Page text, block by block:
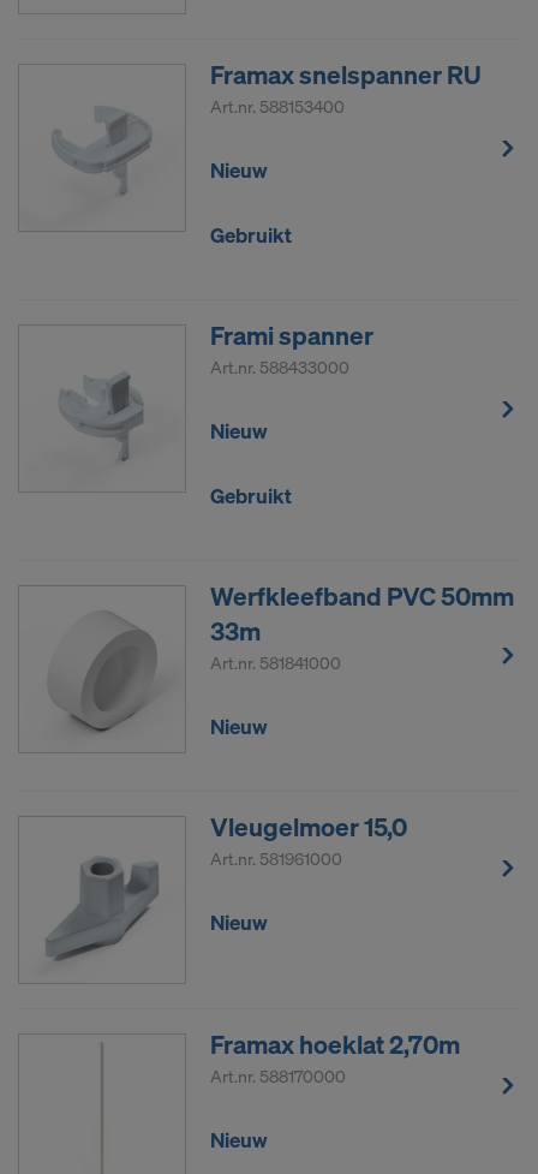
Framax snelspanner RU
Art.nr. 588153400
Nieuw
Gebruikt
Frami spanner
Art.nr. 588433000
Nieuw
Gebruikt
Werfkleefband PVC 50mm
33m
Art.nr. 581841000
Nieuw
Vleugelmoer 15,0
Art.nr. 581961000
Nieuw
Framax hoeklat 2,70m
Art.nr. 588170000
Nieuw